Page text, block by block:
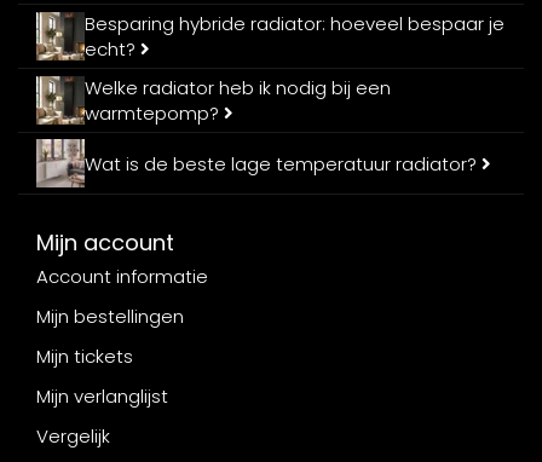
Besparing hybride radiator: hoeveel bespaar je
echt?
Welke radiator heb ik nodig bij een
warmtepomp?
Wat is de beste lage temperatuur radiator?
Mijn account
Account informatie
Mijn bestellingen
Mijn tickets
Mijn verlanglijst
Vergelijk